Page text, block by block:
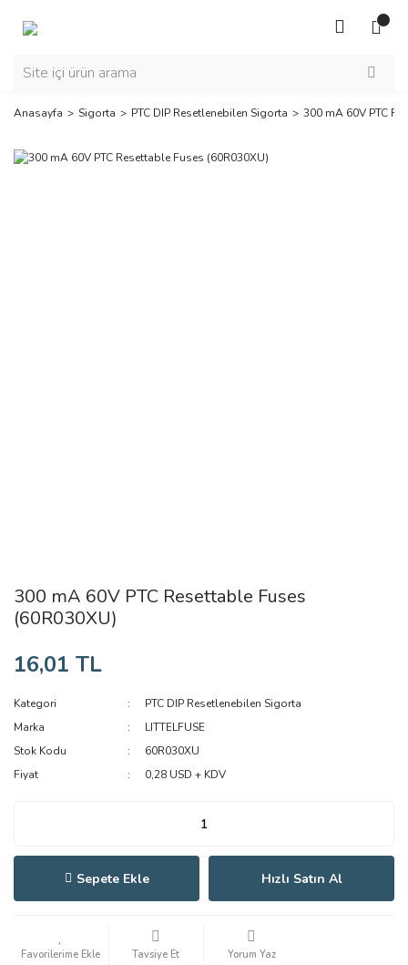
Anasayfa Sigorta PTC DIP Resetlenebilen Sigorta 300 mA 60V PTC
300 mA 60V PTC Resettable Fuses
(60R030XU)
16,01 TL
Kategori
PTC DIP Resetlenebilen Sigorta
Marka
LITTELFUSE
Stok Kodu
60R030XU
Fiyat
0,28 USD + KDV
Sepete Ekle Hızlı Satın Al
Tavsiye Et Yorum Yaz